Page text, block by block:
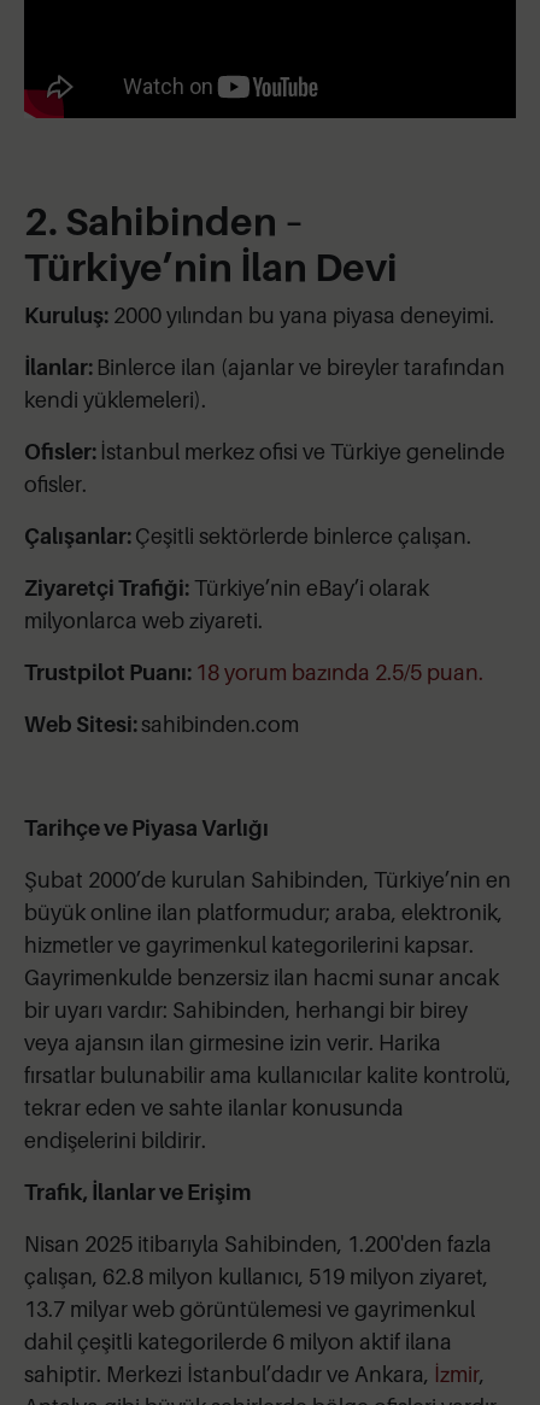
2. Sahibinden –
Türkiye’nin İlan Devi
Kuruluş: 2000 yılından bu yana piyasa deneyimi.
İlanlar: Binlerce ilan (ajanlar ve bireyler tarafından
kendi yüklemeleri).
Ofisler: İstanbul merkez ofisi ve Türkiye genelinde
ofisler.
Çalışanlar:Çeşitli sektörlerde binlerce çalışan.
Ziyaretçi Trafiği:Türkiye’nin eBay’i olarak
milyonlarca web ziyareti.
Trustpilot Puanı: 18 yorum bazında 2.5/5 puan.
Web Sitesi:sahibinden.com
Tarihçe ve Piyasa Varlığı
Şubat 2000’de kurulan Sahibinden, Türkiye’nin en
büyük online ilan platformudur; araba, elektronik,
hizmetler ve gayrimenkul kategorilerini kapsar.
Gayrimenkulde benzersiz ilan hacmi sunar ancak
bir uyarı vardır: Sahibinden, herhangi bir birey
veya ajansın ilan girmesine izin verir. Harika
fırsatlar bulunabilir ama kullanıcılar kalite kontrolü,
tekrar eden ve sahte ilanlar konusunda
endişelerini bildirir.
Trafik, İlanlar ve Erişim
Nisan 2025 itibarıyla Sahibinden, 1.200'den fazla
çalışan, 62.8 milyon kullanıcı, 519 milyon ziyaret,
13.7 milyar web görüntülemesi ve gayrimenkul
dahil çeşitli kategorilerde 6 milyon aktif ilana
sahiptir. Merkezi İstanbul’dadır ve Ankara, İzmir,